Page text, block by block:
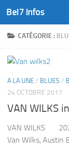
Skip to content
Bel7 Infos
CATÉGORIE :
A LA UNE / BLUES /
24 OCTOBRE 2017
VAN WILKS
VAN WILKS
Van Wilks, Austin